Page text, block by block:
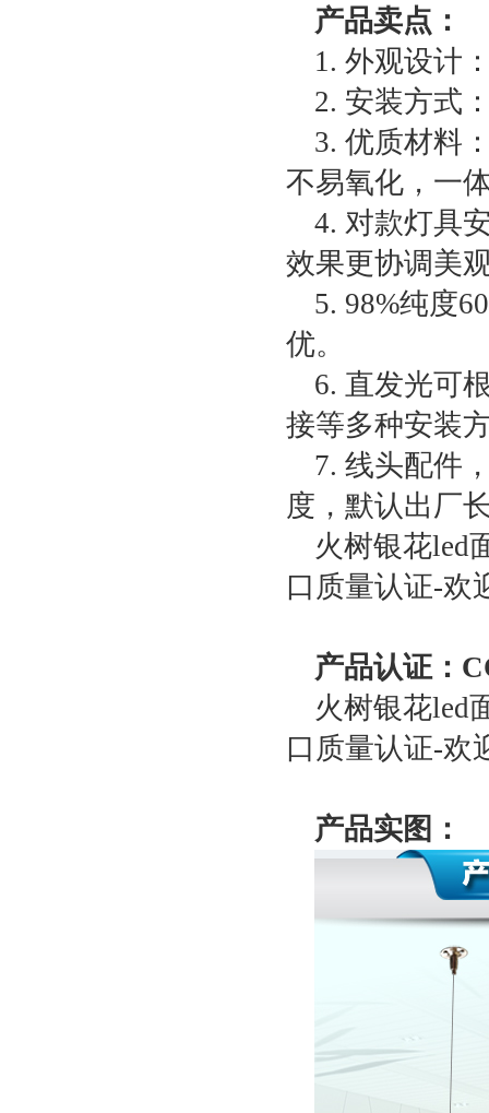
产品卖点：
1. 外观设计
2. 安装方式
3. 优质材料
不易氧化，一
4. 对款灯具
效果更协调美
5. 98%纯度
优。
6. 直发光可
接等多种安装
7. 线头配件
度，默认出厂
火树银花led
口质量认证-欢
产品认证：
火树银花led
口质量认证-欢
产品实图：